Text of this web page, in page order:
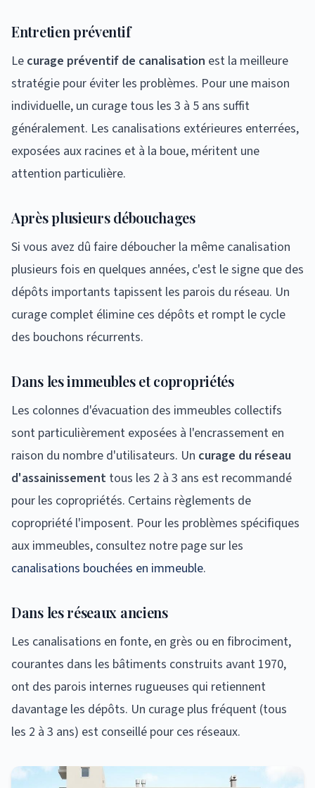
Entretien préventif
Le curage préventif de canalisation est la meilleure
stratégie pour éviter les problèmes. Pour une maison
individuelle, un curage tous les 3 à 5 ans suffit
généralement. Les canalisations extérieures enterrées,
exposées aux racines et à la boue, méritent une
attention particulière.
Après plusieurs débouchages
Si vous avez dû faire déboucher la même canalisation
plusieurs fois en quelques années, c'est le signe que des
dépôts importants tapissent les parois du réseau. Un
curage complet élimine ces dépôts et rompt le cycle
des bouchons récurrents.
Dans les immeubles et copropriétés
Les colonnes d'évacuation des immeubles collectifs
sont particulièrement exposées à l'encrassement en
raison du nombre d'utilisateurs. Un curage du réseau
d'assainissement tous les 2 à 3 ans est recommandé
pour les copropriétés. Certains règlements de
copropriété l'imposent. Pour les problèmes spécifiques
aux immeubles, consultez notre page sur les
canalisations bouchées en immeuble.
Dans les réseaux anciens
Les canalisations en fonte, en grès ou en fibrociment,
courantes dans les bâtiments construits avant 1970,
ont des parois internes rugueuses qui retiennent
davantage les dépôts. Un curage plus fréquent (tous
les 2 à 3 ans) est conseillé pour ces réseaux.